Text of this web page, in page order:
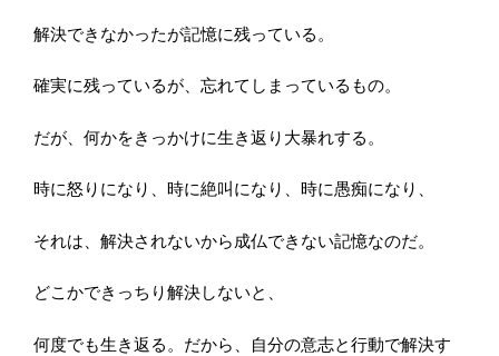
解決できなかったが記憶に残っている。
確実に残っているが、忘れてしまっているもの。
だが、何かをきっかけに生き返り大暴れする。
時に怒りになり、時に絶叫になり、時に愚痴になり、
それは、解決されないから成仏できない記憶なのだ。
どこかできっちり解決しないと、
何度でも生き返る。だから、自分の意志と行動で解決す